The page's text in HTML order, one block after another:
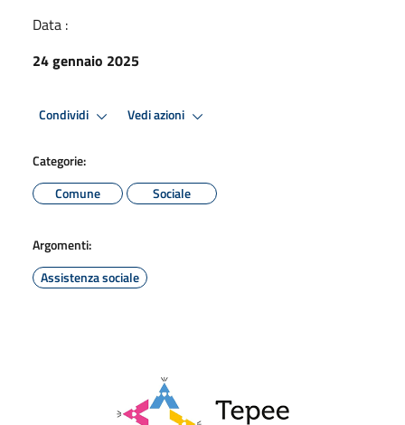
Data :
24 gennaio 2025
Condividi Vedi azioni
Categorie:
Comune
Sociale
Argomenti:
Assistenza sociale